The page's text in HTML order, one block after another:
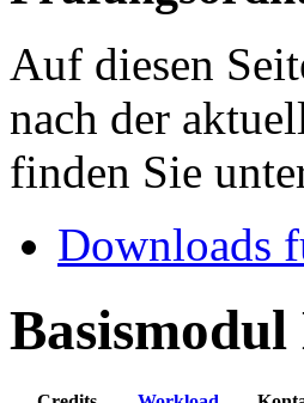
Auf diesen
nach der
finden Sie
Downloads